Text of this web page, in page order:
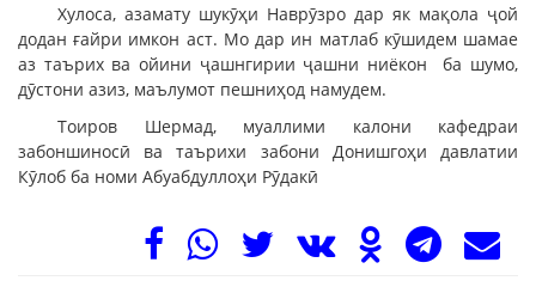
Хулоса, азамату шукӯҳи Наврӯзро дар як мақола ҷой
додан ғайри имкон аст. Мо дар ин матлаб кӯшидем шамае
аз таърих ва ойини ҷашнгирии ҷашни ниёкон ба шумо,
дӯстони азиз, маълумот пешниҳод намудем.
Тоиров Шермад, муаллими калони кафедраи
забоншиносӣ ва таърихи забони Донишгоҳи давлатии
Кӯлоб ба номи Абуабдуллоҳи Рӯдакӣ